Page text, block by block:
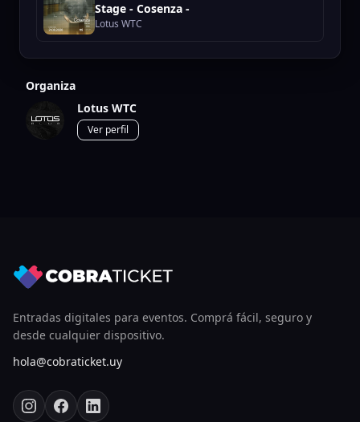
Stage - Cosenza -
Lotus WTC
Organiza
Lotus WTC
Ver perfil
Entradas digitales para eventos. Comprá fácil, seguro y
desde cualquier dispositivo.
hola@cobraticket.uy